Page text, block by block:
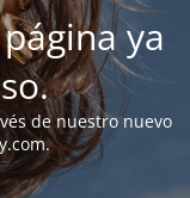
ya
de nuestro nuevo